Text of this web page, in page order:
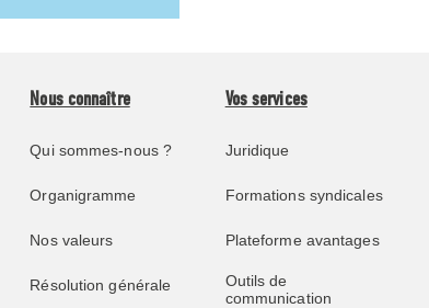
Nous connaître
Qui sommes-nous ?
Organigramme
Nos valeurs
Résolution générale
Vos services
Juridique
Formations syndicales
Plateforme avantages
Outils de
communication